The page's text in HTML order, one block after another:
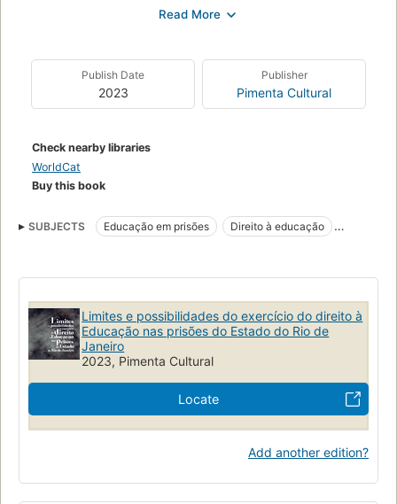
tendo como marco referencial os princípios e orientações
institucionalização da educação em prisões como parte
constituinte da política educacional brasileira
Publish Date
2023
Publisher
Pimenta Cultural
Check nearby libraries
WorldCat
Buy this book
SUBJECTS Educação em prisões
Direito à educação
Limites e possibilidades do exercício do direito à
Educação nas prisões do Estado do Rio de
Janeiro
2023, Pimenta Cultural
Locate
Add another edition?